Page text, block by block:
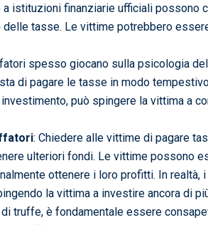
istituzioni finanziarie ufficiali possono
delle tasse. Le vittime potrebbero
spesso giocano sulla psicologia
di pagare le tasse in modo
può spingere la vittima a
: Chiedere alle vittime di pagare
ulteriori fondi. Le vittime possono
ottenere i loro profitti. In realtà,
la vittima a investire ancora di
truffe, è fondamentale essere